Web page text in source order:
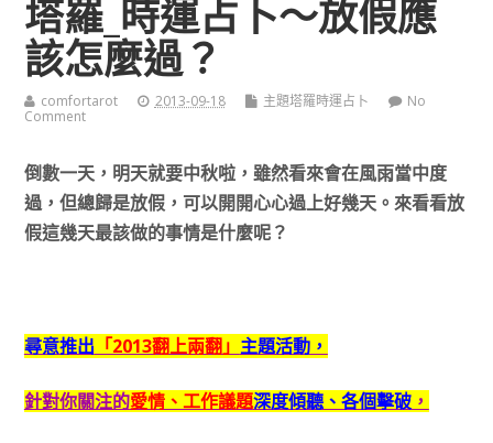
塔羅_時運占卜～放假應
該怎麼過？
comfortarot 2013-09-18 主題塔羅時運占卜
No
Comment
倒數一天，明天就要中秋啦，雖然看來會在風雨當中度
過，但總歸是放假，可以開開心心過上好幾天。來看看放
假這幾天最該做的事情是什麼呢？
尋意推出 「2013翻上兩翻」 主題活動，
針對你關注的愛情、工作議題深度傾聽、各個擊破，